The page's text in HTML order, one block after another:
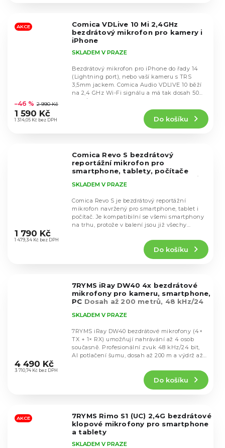
hvězdiček.
AKCE
Comica VDLive 10 Mi 2,4GHz
bezdrátový mikrofon pro kamery i
iPhone
hodnocení
produktu
je
SKLADEM V PRAZE
1 314,05 Kč bez DPH
–46 % 2 990 Kč
1 590 Kč
Do košíku
Bezdrátový mikrofon pro iPhone do řady 14
(Lightning port), nebo vaší kameru s TRS
3,5mm jackem. Comica Audio VDLIVE 10 běží
na 2,4 GHz Wi-Fi signálu a má tak dosah 50
metrů....
Comica Revo S bezdrátový
reportážní mikrofon pro
smartphone, tablety, počítače
Obsahuje USB-C adaptér i Lightning
hodnocení
produktu
SKLADEM V PRAZE
1 479,34 Kč bez DPH
1 790 Kč
Do košíku
Comica Revo S je bezdrátový reportážní
mikrofon navržený pro smartphone, tablet i
počítač. Je kompatibilní se všemi smartphony
na trhu, protože v balení jsou již všechy
7RYMS iRay DW40 4x bezdrátové
mikrofony pro kameru, smartphone,
PC Dosah až 200 metrů, 48 kHz/24
bit
hodnocení
produktu
hvězdiček.
SKLADEM V PRAZE
3 710,74 Kč bez DPH
4 490 Kč
Do košíku
7RYMS iRay DW40 bezdrátové mikrofony (4×
TX + 1× RX) umožňují nahrávání až 4 osob
současně. Profesionální zvuk 48 kHz/24 bit,
AI potlačení šumu, dosah až 200 m a výdrž až
AKCE
7RYMS Rimo S1 (UC) 2,4G bezdrátové
klopové mikrofony pro smartphone
a tablety
SKLADEM V PRAZE